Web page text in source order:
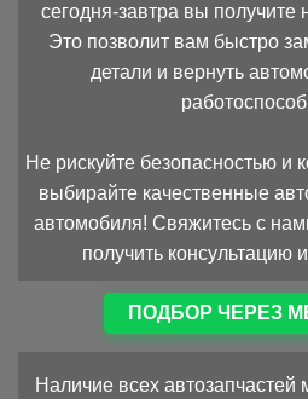
сегодня-завтра вы получите
Это позволит вам быстро
детали и вернуть
Не рискуйте безопасностью
выбирайте качественные
автомобиля! Свяжитесь с
получить консультацию
ПОДБОР ЧЕРЕЗ
Наличие всех автозапчастей